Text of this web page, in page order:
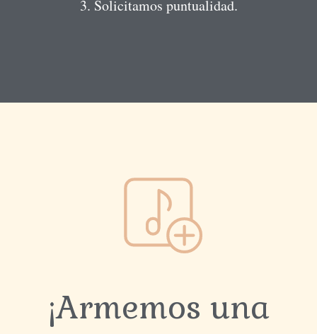
3. Solicitamos puntualidad.
¡Armemos una